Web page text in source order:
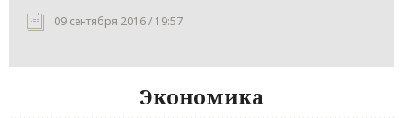
09 сентября 2016 / 19:57
Экономика